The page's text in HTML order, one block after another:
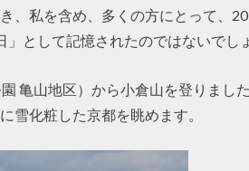
、私を含め、多くの方にとって、
として記憶されたのではないでし
亀山地区）から小倉山を登りました
雪化粧した京都を眺めます。